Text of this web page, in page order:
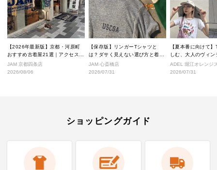
【2026年最新版】京都・河原町
おすすめ古着屋21選｜アクセス良
好な絶対行くべきショップ厳選！
JAM 京都四条店
2026/08/06
【保存版】リンガーTシャツと
は？ダサく見えない選び方と着こ
なし完全ガイド
JAM 心斎橋店
2026/07/31
【夏本番に向けて
しむ、大人のヴィ
ル
ADEL 堀江オレンジ
2026/07/31
ショッピングガイド